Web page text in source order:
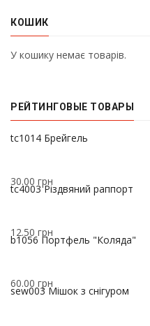
КОШИК
У кошику немає товарів.
РЕЙТИНГОВЫЕ ТОВАРЫ
tc1014 Брейгель
37.00грн
tc4003 Різдвяний раппорт
30.00 грн
b1056 Портфель "Коляда"
12.50 грн
sew003 Мішок з снігуром
60.00 грн